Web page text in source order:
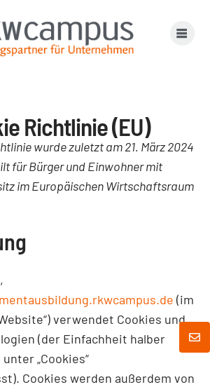
Richtlinie (EU)
wurde zuletzt am 21. März 2024
für Bürger und Einwohner mit
im Europäischen Wirtschaftsraum
(im
verwendet Cookies und
(der Einfachheit halber
„Cookies“
Cookies werden außerdem von